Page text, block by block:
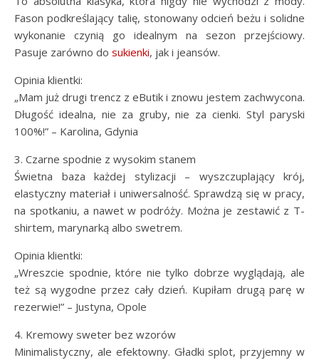
Fason podkreślający talię, stonowany odcień beżu i solidne
wykonanie czynią go idealnym na sezon przejściowy.
Pasuje zarówno do sukienki, jak i jeansów.
Opinia klientki:
„Mam już drugi trencz z eButik i znowu jestem zachwycona.
Długość idealna, nie za gruby, nie za cienki. Styl paryski
100%!” – Karolina, Gdynia
3. Czarne spodnie z wysokim stanem
Świetna baza każdej stylizacji – wyszczuplający krój,
elastyczny materiał i uniwersalność. Sprawdzą się w pracy,
na spotkaniu, a nawet w podróży. Można je zestawić z T-
shirtem, marynarką albo swetrem.
Opinia klientki:
„Wreszcie spodnie, które nie tylko dobrze wyglądają, ale
też są wygodne przez cały dzień. Kupiłam drugą parę w
rezerwie!” – Justyna, Opole
4. Kremowy sweter bez wzorów
Minimalistyczny, ale efektowny. Gładki splot, przyjemny w